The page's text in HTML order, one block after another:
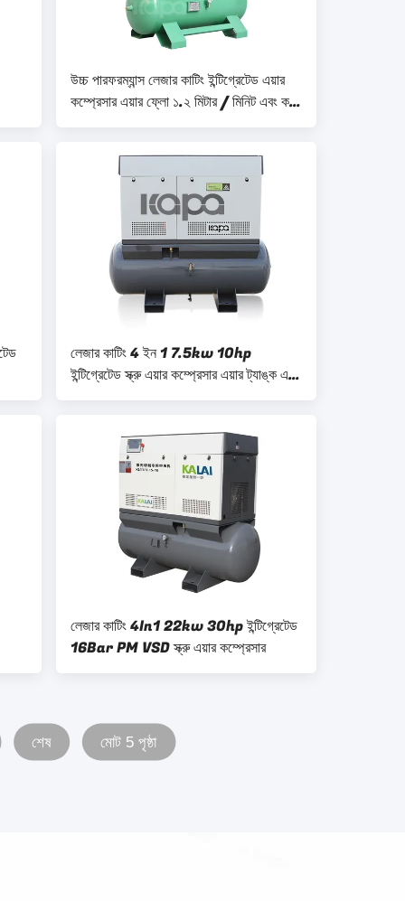
উচ্চ পারফরম্যান্স লেজার কাটিং ইন্টিগ্রেটেড এয়ার
কম্প্রেসার এয়ার ফ্লো ১.২ মিটার / মিনিট এবং কম
শব্দ
লেজার কাটিং 4 ইন 1 7.5kw 10hp
ইন্টিগ্রেটেড স্ক্রু এয়ার কম্প্রেসার এয়ার ট্যাঙ্ক এবং
এয়ার ড্রায়ার দিয়ে মাউন্ট করা হয়েছে
লেজার কাটিং 4In1 22kw 30hp ইন্টিগ্রেটেড
16Bar PM VSD স্ক্রু এয়ার কম্প্রেসার
শেষ মোট 5 পৃষ্ঠা